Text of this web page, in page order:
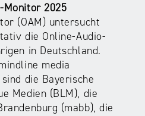
Monitor 2025
(OAM) untersucht
die Online-Audio-
in Deutschland.
media
die Bayerische
Medien (BLM), die
(mabb), die